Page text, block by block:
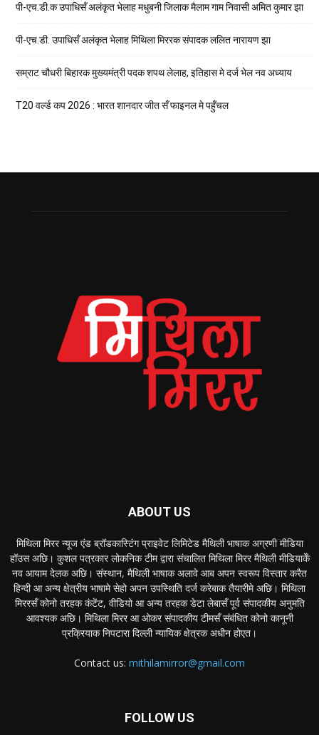
पी-एच.डी.क उपाधिसँ अलंकृत भेलाह मधुबनी जिलाक मैलाम गाम निवासी अमित कुमार झा
पी-एच.डी. उपाधिसँ अलंकृत भेलाह मिथिला मिररक संपादक ललित नारायण झा
सम्राट चौधरी बिहारक मुख्यमंत्री पदक शपथ लेलाह, इतिहास मे दर्ज भेल नव अध्याय
T20 वर्ल्ड कप 2026 : भारत शानदार जीत सँ फाइनल मे पहुँचल
ABOUT US
मिथिला मिरर न्यूज एंड ब्रॉडकास्टिंग प्राइवेट लिमिटेड मैथिली भाषाक अग्रणी मीडिया
हॉउस अछि। कुशल पत्रकार लोकनिक टीम द्वारा संचालित मिथिला मिरर मैथिली मीडियाकेँ
नव आयाम देलक अछि। संस्थान, मैथिली भाषाक अलावे आब अपन स्वरूप विस्तार करैत
हिन्दी आ अन्य क्षेत्रीय भाषामे सेहो अपन उपस्थिति दर्ज करेबाक तैयारीमे अछि। मिथिला
मिररसँ कोनो तरहक कंटेंट, वीडियो आ अन्य तरहक डेटा लेबासँ पूर्व संपादकीय अनुमति
आवश्यक अछि। मिथिला मिरर आ ओकर संपादकीय टीमसँ संबंधित कोनो कानूनी
प्रक्रियाक निपटारा दिल्ली न्यायिक क्षेत्रक अधीन होएत।
Contact us: mithilamirror@gmail.com
FOLLOW US